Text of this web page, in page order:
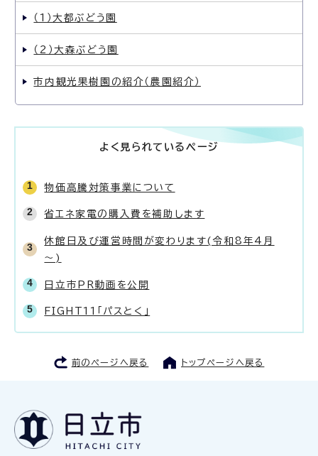
（1）大都ぶどう園
（2）大森ぶどう園
市内観光果樹園の紹介（農園紹介）
よく見られているページ
物価高騰対策事業について
省エネ家電の購入費を補助します
休館日及び運営時間が変わります(令和8年4月
～)
日立市PR動画を公開
FIGHT11「パスとく」
前のページへ戻る トップページへ戻る